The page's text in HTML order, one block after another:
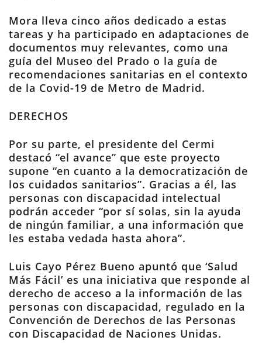
Mora lleva cinco años dedicado a estas
tareas y ha participado en adaptaciones de
documentos muy relevantes, como una
guía del Museo del Prado o la guía de
recomendaciones sanitarias en el contexto
de la Covid-19 de Metro de Madrid.
DERECHOS
Por su parte, el presidente del Cermi
destacó “el avance” que este proyecto
supone “en cuanto a la democratización de
los cuidados sanitarios”. Gracias a él, las
personas con discapacidad intelectual
podrán acceder “por sí solas, sin la ayuda
de ningún familiar, a una información que
les estaba vedada hasta ahora”.
Luis Cayo Pérez Bueno apuntó que ‘Salud
Más Fácil’ es una iniciativa que responde al
derecho de acceso a la información de las
personas con discapacidad, regulado en la
Convención de Derechos de las Personas
con Discapacidad de Naciones Unidas.